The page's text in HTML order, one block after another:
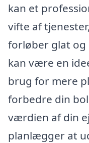
kan et
vifte af
forløber glat og
kan være en
brug for mere
forbedre din
værdien af din
planlægger at